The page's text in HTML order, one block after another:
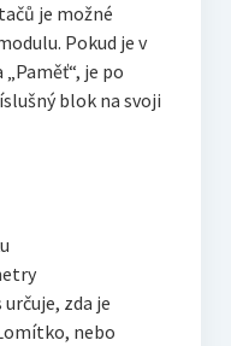
je možné
Pokud je v
je po
blok na svoji
zda je
nebo